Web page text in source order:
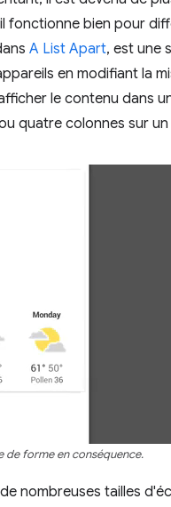
fonctionne bien pour
A List Apart, est une
en modifiant la
le contenu dans
quatre colonnes sur
de forme en conséquence.
nombreuses tailles